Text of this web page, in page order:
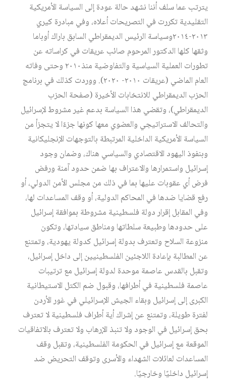
يترتب عما سلف أننا نشهد حالة عودة إلى السياسة الأمريكية
التقليدية تكررت في التصريحات أعلاه، وفي مبادرة كيري
٢٠١٣-٢٠١٤وسياسة الرئيس الديمقراطي السابق باراك أوباما
وثقها كلها الدكتور المرحوم صائب عريقات في كراساته عن
تطورات العملية السياسية والتفاوضية منذ٢٠١٠ وحتى وفاته
العام الماضي (عريقات ٢٠١٠- ٢٠٢٠). ووردت كذلك في برنامج
الحزب الديمقراطي للانتخابات الأخيرة (صفحة الحزب
الديمقراطي)، وتقضي هذا السياسة بدعم غير مشروط لإسرائيل
والتحالف الاستراتيجي والعضوي معها كونها جزءًا لا يتجزأ من
السياسة الأمريكية الداخلية المرتبطة بالتوجهات الإنجليكانية
وبنفوذ اليهود الاقتصادي والسياسي هناك، وضمان وجود
إسرائيل واستمرارها والاعتراف بها ضمن حدود آمنة ورفض
فرض أي عقوبات عليها بما في ذلك من مجلس الأمن الدولي، أو
رفع قضايا ضدها في المحاكم الدولية، أو وقف المساعدات لها،
وفي المقابل إقرار دولة فلسطينية مشروطة بموافقة إسرائيل
على حدودها وطبيعة سلطاتها ومناطق سيادتها، وتكون
منزوعة السلاح وتعترف بدولة إسرائيل كدولة يهودية، وتمتنع
عن المطالبة بإعادة اللاجئين الفلسطينيين إلى داخل إسرائيل،
وتقبل بالقدس عاصمة موحدة لدولة إسرائيل مع ترتيبات
عاصمة فلسطينية في أطرافها، وقبول ضم الكتل الاستيطانية
الكبرى إلى إسرائيل وبقاء الجيش الإسرائيلي في غور الأردن
لفترة طويلة، وتمتنع عن إشراك أية أطراف فلسطينية لا تعترف
بحق إسرائيل في الوجود ولا تنبذ الإرهاب ولا تعترف بالاتفاقيات
الموقعة مع إسرائيل في الحكومة الفلسطينية، وتقبل وقف
المساعدات لعائلات الشهداء والأسرى وتوقف التحريض ضد
إسرائيل داخليًا وخارجيًا.